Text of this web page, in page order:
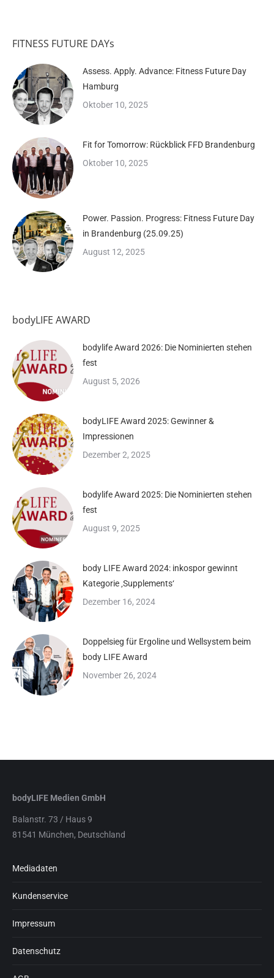
FITNESS FUTURE DAYs
Assess. Apply. Advance: Fitness Future Day
Hamburg
Oktober 10, 2025
Fit for Tomorrow: Rückblick FFD Brandenburg
Oktober 10, 2025
Power. Passion. Progress: Fitness Future Day
in Brandenburg (25.09.25)
August 12, 2025
bodyLIFE AWARD
bodylife Award 2026: Die Nominierten stehen
fest
August 5, 2026
bodyLIFE Award 2025: Gewinner &
Impressionen
Dezember 2, 2025
bodylife Award 2025: Die Nominierten stehen
fest
August 9, 2025
body LIFE Award 2024: inkospor gewinnt
Kategorie ‚Supplements‘
Dezember 16, 2024
Doppelsieg für Ergoline und Wellsystem beim
body LIFE Award
November 26, 2024
bodyLIFE Medien GmbH
Balanstr. 73 / Haus 9
81541 München, Deutschland
Mediadaten
Kundenservice
Impressum
Datenschutz